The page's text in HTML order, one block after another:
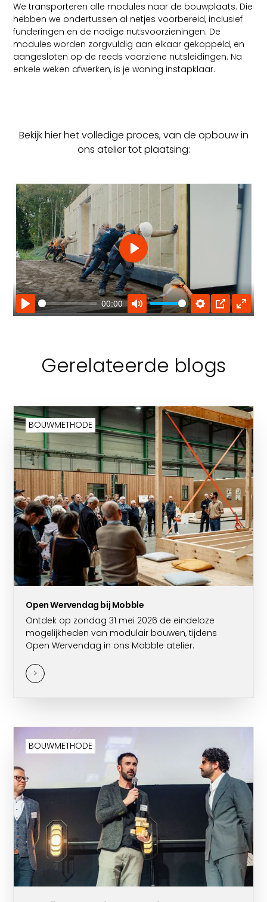
We transporteren alle modules naar de bouwplaats. Die
hebben we ondertussen al netjes voorbereid, inclusief
funderingen en de nodige nutsvoorzieningen. De
modules worden zorgvuldig aan elkaar gekoppeld, en
aangesloten op de reeds voorziene nutsleidingen. Na
enkele weken afwerken, is je woning instapklaar.
Bekijk hier het volledige proces, van de opbouw in
ons atelier tot plaatsing:
Play
00:00
Mute Settings
PIP Enter
Play
Gerelateerde blogs
BOUWMETHODE
Open Wervendag bij Mobble
Ontdek op zondag 31 mei 2026 de eindeloze
mogelijkheden van modulair bouwen, tijdens
Open Wervendag in ons Mobble atelier.
BOUWMETHODE